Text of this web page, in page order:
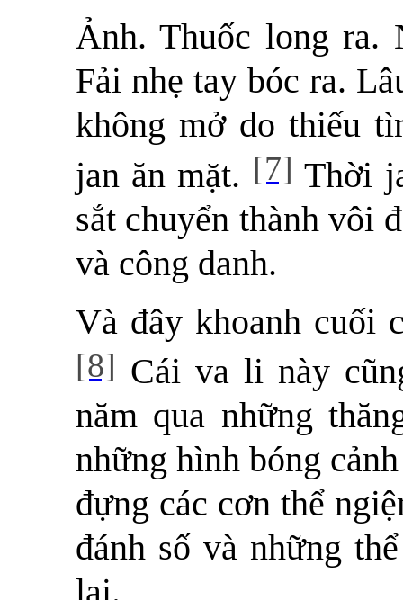
Ảnh. Thuốc long ra.
Fải nhẹ tay bóc ra.
không mở do thiếu
jan ăn mặt. [7] Thời
sắt chuyển thành vôi
và công danh.
Và đây khoanh cuối
[8] Cái va li này
năm qua những
những hình bóng
đựng các cơn thể
đánh số và những
lại.